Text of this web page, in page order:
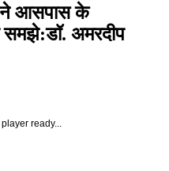
आसपास के
समझे:डॉ. अमरदीप
player ready...